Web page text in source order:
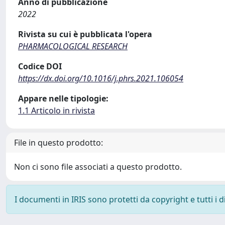
2022
Rivista su cui è pubblicata l'opera
PHARMACOLOGICAL RESEARCH
Codice DOI
https://dx.doi.org/10.1016/j.phrs.2021.106054
Appare nelle tipologie:
1.1 Articolo in rivista
File in questo prodotto:
Non ci sono file associati a questo prodotto.
I documenti in IRIS sono protetti da copyright e tutti i